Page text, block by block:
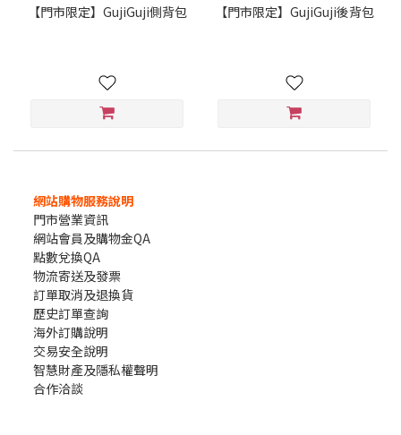
【門市限定】GujiGuji側背包 【門市限定】GujiGuji後背包
網站購物服務說明
門市營業資訊
網站會員及購物金QA
點數兌換QA
物流寄送及發票
訂單取消及退換貨
歷史訂單查詢
海外訂購說明
交易安全說明
智慧財產及隱私權聲明
合作洽談